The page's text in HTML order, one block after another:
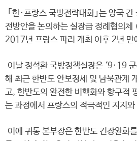
｢한·프랑스 국방전략대화｣는 양국
전방안을 논의하는 실장급 정례협의
2017년 프랑스 파리 개최 이후 2년 만
이날 정석환 국방정책실장은 ‘9·19
해 최근 한반도 안보정세 및 남북관계
고, 한반도의 완전한 비핵화와 항구적
는 과정에서 프랑스의 적극적인 지지
이에 귀통 본부장은 한반도 긴장완화